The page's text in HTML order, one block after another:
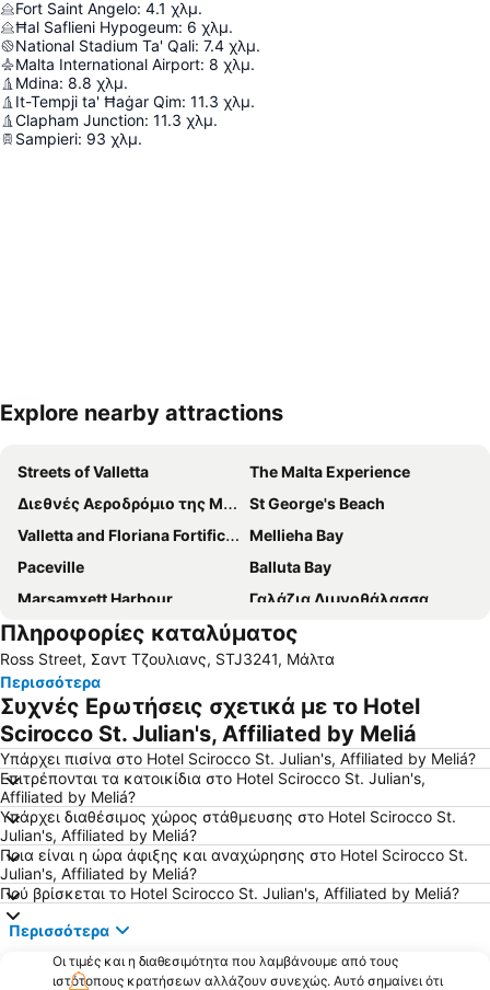
Fort Saint Angelo: 4.1 χλμ.
Ħal Saflieni Hypogeum: 6 χλμ.
National Stadium Ta' Qali: 7.4 χλμ.
Malta International Airport: 8 χλμ.
Mdina: 8.8 χλμ.
It-Tempji ta' Ħaġar Qim: 11.3 χλμ.
Clapham Junction: 11.3 χλμ.
Sampieri: 93 χλμ.
Ανάπτυξη χάρτη
Explore nearby attractions
Streets of Valletta
The Malta Experience
Διεθνές Αεροδρόμιο της Μάλτας
St George's Beach
Valletta and Floriana Fortifications
Mellieha Bay
Paceville
Balluta Bay
Marsamxett Harbour
Γαλάζια Λιμνοθάλασσα
Grand Harbour Marina
San Anton Palace
Ramla Bay
Πληροφορίες καταλύματος
Ross Street, Σαντ Τζουλιανς, STJ3241, Μάλτα
Περισσότερα
Συχνές Ερωτήσεις σχετικά με το Hotel
Scirocco St. Julian's, Affiliated by Meliá
Υπάρχει πισίνα στο Hotel Scirocco St. Julian's, Affiliated by Meliá?
Επιτρέπονται τα κατοικίδια στο Hotel Scirocco St. Julian's,
Affiliated by Meliá?
Υπάρχει διαθέσιμος χώρος στάθμευσης στο Hotel Scirocco St.
Julian's, Affiliated by Meliá?
Ποια είναι η ώρα άφιξης και αναχώρησης στο Hotel Scirocco St.
Julian's, Affiliated by Meliá?
Πού βρίσκεται το Hotel Scirocco St. Julian's, Affiliated by Meliá?
Περισσότερα
Οι τιμές και η διαθεσιμότητα που λαμβάνουμε από τους
ιστότοπους κρατήσεων αλλάζουν συνεχώς. Αυτό σημαίνει ότι